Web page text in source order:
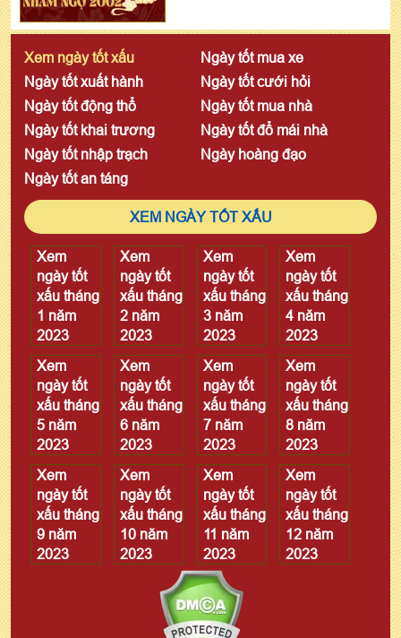
Xem ngày tốt xấu
Ngày tốt mua xe
Ngày tốt xuất hành
Ngày tốt cưới hỏi
Ngày tốt động thổ
Ngày tốt mua nhà
Ngày tốt khai trương
Ngày tốt đổ mái nhà
Ngày tốt nhập trạch
Ngày hoàng đạo
Ngày tốt an táng
XEM NGÀY TỐT XẤU
Xem
ngày tốt
xấu tháng
1 năm
2023
Xem
ngày tốt
xấu tháng
2 năm
2023
Xem
ngày tốt
xấu tháng
3 năm
2023
Xem
ngày tốt
xấu tháng
4 năm
2023
Xem
ngày tốt
xấu tháng
5 năm
2023
Xem
ngày tốt
xấu tháng
6 năm
2023
Xem
ngày tốt
xấu tháng
7 năm
2023
Xem
ngày tốt
xấu tháng
8 năm
2023
Xem
ngày tốt
xấu tháng
9 năm
2023
Xem
ngày tốt
xấu tháng
10 năm
2023
Xem
ngày tốt
xấu tháng
11 năm
2023
Xem
ngày tốt
xấu tháng
12 năm
2023